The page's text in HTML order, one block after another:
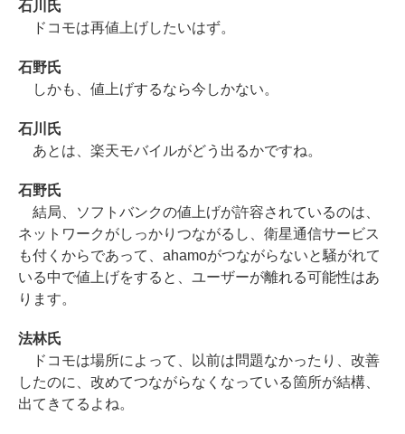
石川氏
ドコモは再値上げしたいはず。
石野氏
しかも、値上げするなら今しかない。
石川氏
あとは、楽天モバイルがどう出るかですね。
石野氏
結局、ソフトバンクの値上げが許容されているのは、
ネットワークがしっかりつながるし、衛星通信サービス
も付くからであって、ahamoがつながらないと騒がれて
いる中で値上げをすると、ユーザーが離れる可能性はあ
ります。
法林氏
ドコモは場所によって、以前は問題なかったり、改善
したのに、改めてつながらなくなっている箇所が結構、
出てきてるよね。